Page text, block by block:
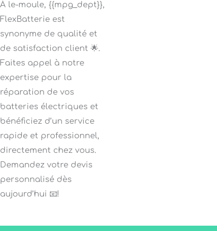
À le-moule, {{mpg_dept}},
FlexBatterie est
synonyme de qualité et
de satisfaction client 🌟.
Faites appel à notre
expertise pour la
réparation de vos
batteries électriques et
bénéficiez d’un service
rapide et professionnel,
directement chez vous.
Demandez votre devis
personnalisé dès
aujourd’hui 📧!